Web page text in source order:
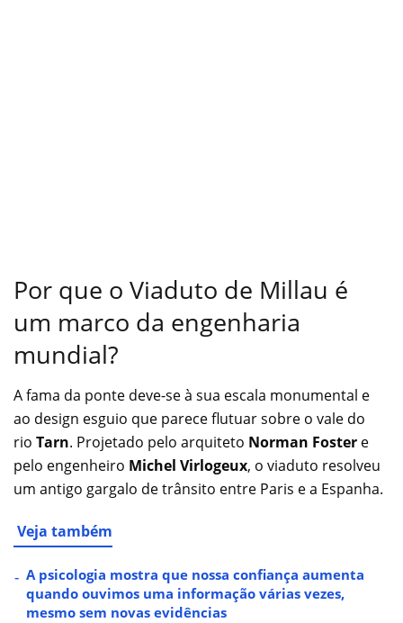
Por que o Viaduto de Millau é
um marco da engenharia
mundial?
A fama da ponte deve-se à sua escala monumental e
ao design esguio que parece flutuar sobre o vale do
rio Tarn. Projetado pelo arquiteto Norman Foster e
pelo engenheiro Michel Virlogeux, o viaduto resolveu
um antigo gargalo de trânsito entre Paris e a Espanha.
Veja também
A psicologia mostra que nossa confiança aumenta
quando ouvimos uma informação várias vezes,
mesmo sem novas evidências